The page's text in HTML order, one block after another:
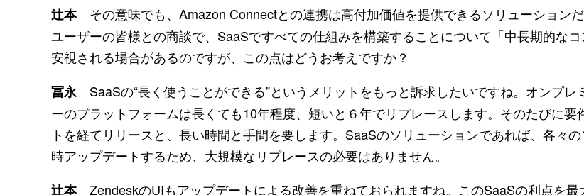
辻本その意味でも、Amazon Connectとの連携は高付加価値を提供できるソリューションだ
ユーザーの皆様との商談で、SaaSですべての仕組みを構築することについて「中長期的な
安視される場合があるのですが、この点はどうお考えですか？
冨永SaaSの“長く使うことができる”というメリットをもっと訴求したいですね。オンプレ
ーのプラットフォームは長くても10年程度、短いと６年でリプレースします。そのたびに要
トを経てリリースと、長い時間と手間を要します。SaaSのソリューションであれば、各々
時アップデートするため、大規模なリプレースの必要はありません。
辻本ZendeskのUIもアップデートによる改善を重ねておられますね。このSaaSの利点を最